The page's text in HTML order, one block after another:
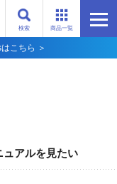
商品一覧
検索
こちら ＞
ュアルを見たい